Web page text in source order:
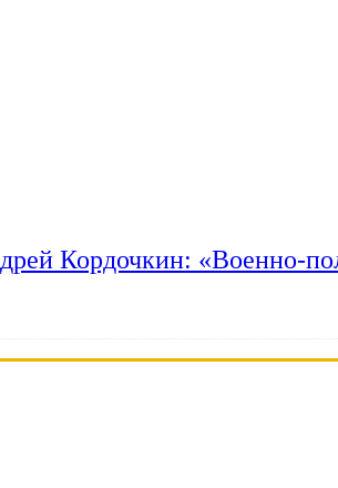
Кордочкин: «Военно-